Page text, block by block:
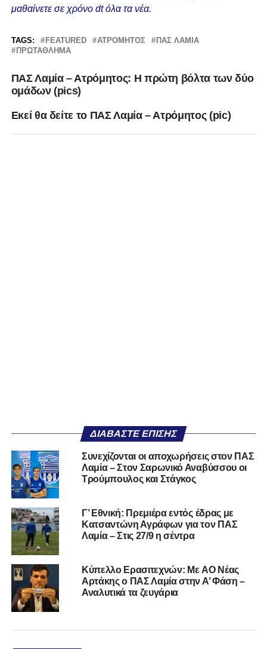
μαθαίνετε σε χρόνο dt όλα τα νέα.
TAGS: FEATURED ΑΤΡΟΜΗΤΟΣ
ΠΑΣ ΛΑΜΙΑ
ΠΡΩΤΆΘΛΗΜΑ
ΠΑΣ Λαμία – Ατρόμητος: Η πρώτη βόλτα των δύο
ομάδων (pics)
Εκεί θα δείτε το ΠΑΣ Λαμία – Ατρόμητος (pic)
ΔΙΑΒΆΣΤΕ ΕΠΊΣΗΣ
Συνεχίζονται οι αποχωρήσεις στον ΠΑΣ
Λαμία – Στον Σαρωνικό Αναβύσσου οι
Τρούμπουλος και Στάγκος
Γ’ Εθνική: Πρεμιέρα εντός έδρας με
Κατσαντώνη Αγράφων για τον ΠΑΣ
Λαμία – Στις 27/9 η σέντρα
Kύπελλο Ερασιτεχνών: Με AO Nέας
Αρτάκης ο ΠΑΣ Λαμία στην Α’ Φάση –
Αναλυτικά τα ζευγάρια